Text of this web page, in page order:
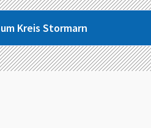
Kreis Stormarn